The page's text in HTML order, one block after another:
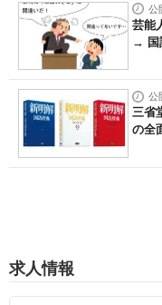
公
芸能
→ 国
公
三省
の全
求人情報